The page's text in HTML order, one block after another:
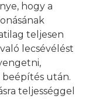
hogy a
teljesen
lecsévélést
beépítés után.
teljességgel